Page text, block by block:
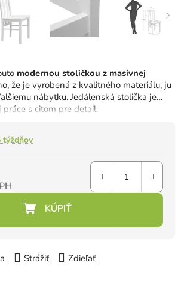
modernou stoličkou z masívnej
že je vyrobená z kvalitného materiálu, ju
nábytku. Jedálenská stolička je
s citom pre detail.
týždňov
Strážiť Zdieľať